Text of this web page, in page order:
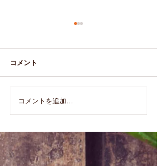
2019.11.17(Sun)
コメント
コメントを追加…